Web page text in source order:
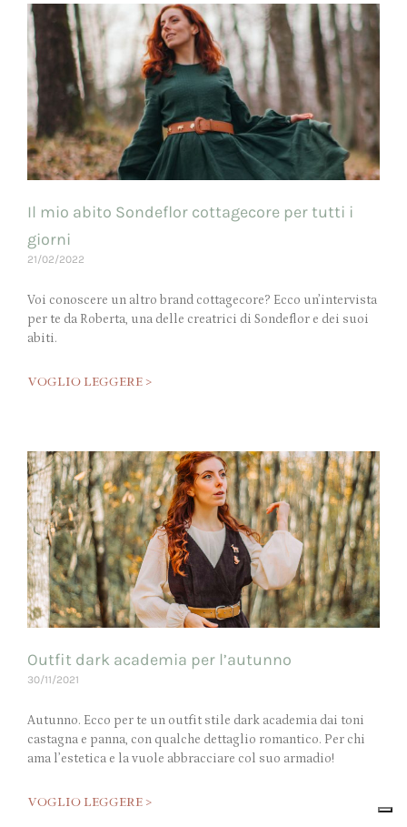
Il mio abito Sondeflor cottagecore per tutti i
giorni
21/02/2022
Voi conoscere un altro brand cottagecore? Ecco un’intervista
per te da Roberta, una delle creatrici di Sondeflor e dei suoi
abiti.
VOGLIO LEGGERE >
Outfit dark academia per l’autunno
30/11/2021
Autunno. Ecco per te un outfit stile dark academia dai toni
castagna e panna, con qualche dettaglio romantico. Per chi
ama l’estetica e la vuole abbracciare col suo armadio!
VOGLIO LEGGERE >